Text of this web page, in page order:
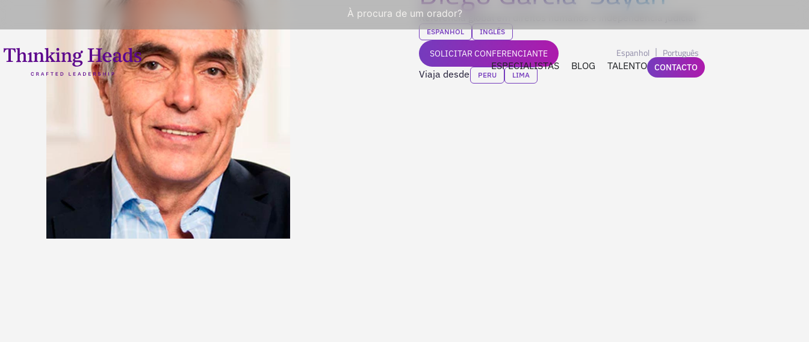
À procura de um orador?
ESPECIALISTAS BLOG TALENTO
Espanhol Português
CONTACTO
Referência global em direitos humanos e independência judicial
ESPANHOL INGLÊS
SOLICITAR CONFERENCIANTE
Viaja desde PERU LIMA